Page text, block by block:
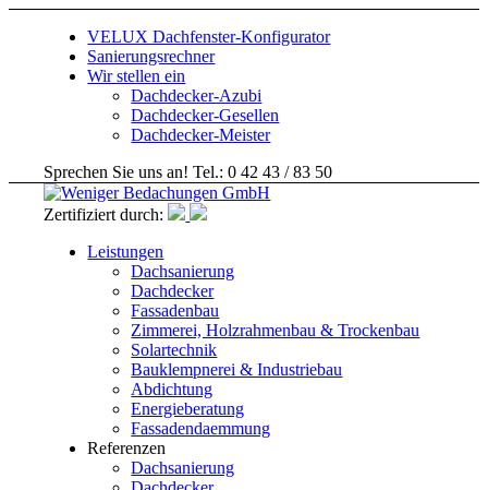
VELUX Dachfenster-Konfigurator
Sanierungsrechner
Wir stellen ein
Dachdecker-Azubi
Dachdecker-Gesellen
Dachdecker-Meister
Sprechen Sie uns an! Tel.: 0 42 43 / 83 50
Zertifiziert durch:
Leistungen
Dachsanierung
Dachdecker
Fassadenbau
Zimmerei, Holzrahmenbau & Trockenbau
Solartechnik
Bauklempnerei & Industriebau
Abdichtung
Energieberatung
Fassadendaemmung
Referenzen
Dachsanierung